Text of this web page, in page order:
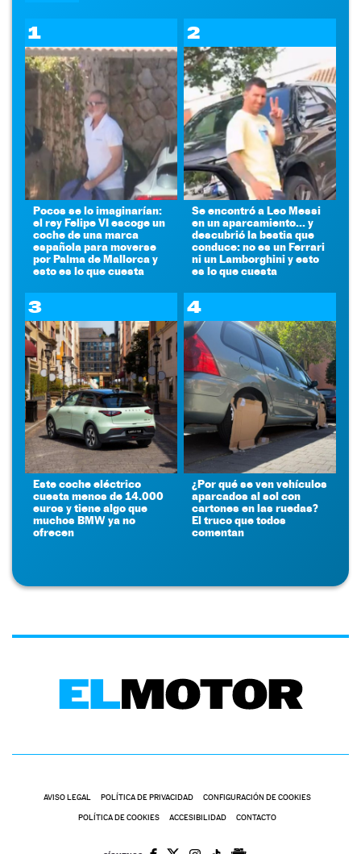
1
Pocos se lo imaginarían:
el rey Felipe VI escoge un
coche de una marca
española para moverse
por Palma de Mallorca y
esto es lo que cuesta
2
Se encontró a Leo Messi
en un aparcamiento... y
descubrió la bestia que
conduce: no es un Ferrari
ni un Lamborghini y esto
es lo que cuesta
3
Este coche eléctrico
cuesta menos de 14.000
euros y tiene algo que
muchos BMW ya no
ofrecen
4
¿Por qué se ven vehículos
aparcados al sol con
cartones en las ruedas?
El truco que todos
comentan
AVISO LEGAL POLÍTICA DE PRIVACIDAD CONFIGURACIÓN DE COOKIES
POLÍTICA DE COOKIES ACCESIBILIDAD CONTACTO